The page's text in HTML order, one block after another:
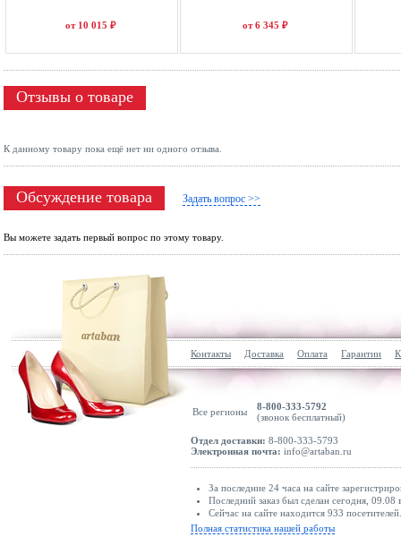
от 10 015 ₽ от 6 345 ₽
Отзывы о товаре
К данному товару пока ещё нет ни одного отзыва.
Обсуждение товара Задать вопрос >>
Вы можете задать первый вопрос по этому товару.
Контакты Доставка Оплата Гарантии
Все регионы
8-800-333-5792
(звонок бесплатный)
Отдел доставки: 8-800-333-5793
Электронная почта: info@artaban.ru
За последние 24 часа на сайте
Последний заказ был сделан сегодня,
Сейчас на сайте находится 933 посетителей.
Полная статистика нашей работы